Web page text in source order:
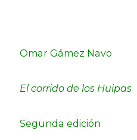
Omar Gámez Navo
El corrido de los Huipas
Segunda edición